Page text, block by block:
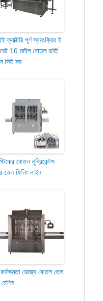
ফ্যাক্টরি পূর্ণ স্বয়ংক্রিয় ই
10 মাইল বোতল ভর্তি
সিই সহ
বোতল লুব্রিকেন্টস
তেল ফিলিং লাইন
ভোজ্য বোতল তেল
মেশিন